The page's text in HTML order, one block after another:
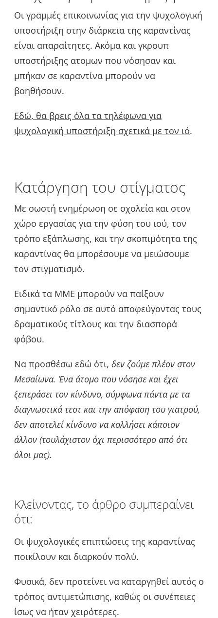
Οι γραμμές επικοινωνίας για την ψυχολογική
υποστήριξη στην διάρκεια της καραντίνας
είναι απαραίτητες. Ακόμα και γκρουπ
υποστήριξης ατομων που νόσησαν και
μπήκαν σε καραντίνα μπορούν να
βοηθήσουν.
Εδώ, θα βρεις όλα τα τηλέφωνα για
ψυχολογική υποστήριξη σχετικά με τον ιό.
Κατάργηση του στίγματος
Με σωστή ενημέρωση σε σχολεία και στον
χώρο εργασίας για την φύση του ιού, τον
τρόπο εξάπλωσης, και την σκοπιμότητα της
καραντίνας θα μπορέσουμε να μειώσουμε
τον στιγματισμό.
Ειδικά τα ΜΜΕ μπορούν να παίξουν
σημαντικό ρόλο σε αυτό αποφεύγοντας τους
δραματικούς τίτλους και την διασπορά
φόβου.
Να προσθέσω εδώ ότι, δεν ζούμε πλέον στον
Μεσαίωνα. Ένα άτομο που νόσησε και έχει
ξεπεράσει τον κίνδυνο, σύμφωνα πάντα με τα
διαγνωστικά τεστ και την απόφαση του γιατρού,
δεν αποτελεί κίνδυνο να κολλήσει κάποιον
άλλον (τουλάχιστον όχι περισσότερο από ότι
όλοι μας).
Κλείνοντας, το άρθρο συμπεραίνει
ότι:
Οι ψυχολογικές επιπτώσεις της καραντίνας
ποικίλουν και διαρκούν πολύ.
Φυσικά, δεν προτείνει να καταργηθεί αυτός ο
τρόπος αντιμετώπισης, καθώς οι συνέπειες
ίσως να ήταν χειρότερες.